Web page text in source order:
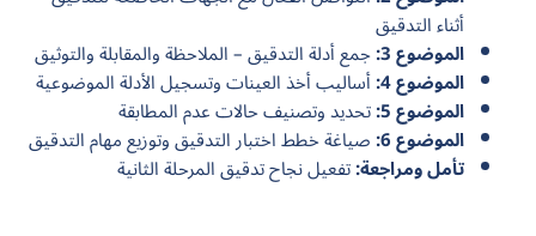
أثناء التدقيق
الموضوع 3: جمع أدلة التدقيق – الملاحظة والمقابلة والتوثيق
الموضوع 4: أساليب أخذ العينات وتسجيل الأدلة الموضوعية
الموضوع 5: تحديد وتصنيف حالات عدم المطابقة
الموضوع 6: صياغة خطط اختبار التدقيق وتوزيع مهام التدقيق
تأمل ومراجعة:تفعيل نجاح تدقيق المرحلة الثانية